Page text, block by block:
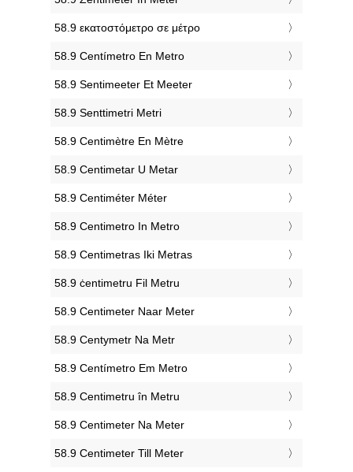
‎58.9 εκατοστόμετρο σε μέτρο
‎58.9 Centímetro En Metro
‎58.9 Sentimeeter Et Meeter
‎58.9 Senttimetri Metri
‎58.9 Centimètre En Mètre
‎58.9 Centimetar U Metar
‎58.9 Centiméter Méter
‎58.9 Centimetro In Metro
‎58.9 Centimetras Iki Metras
‎58.9 ċentimetru Fil Metru
‎58.9 Centimeter Naar Meter
‎58.9 Centymetr Na Metr
‎58.9 Centímetro Em Metro
‎58.9 Centimetru în Metru
‎58.9 Centimeter Na Meter
‎58.9 Centimeter Till Meter